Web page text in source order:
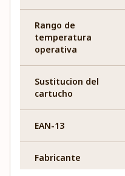
Rango de
temperatura
operativa
Sustitucion del
cartucho
EAN-13
Fabricante